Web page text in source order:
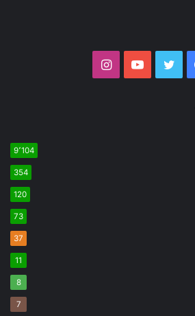
فيسبوك تويتر يوتيوب
9٬104
354
120
73
37
11
8
7